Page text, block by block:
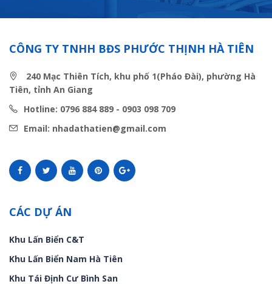
CÔNG TY TNHH BĐS PHƯỚC THỊNH HÀ TIÊN
240 Mạc Thiên Tích, khu phố 1(Pháo Đài), phường Hà
Tiên, tỉnh An Giang
Hotline: 0796 884 889 - 0903 098 709
Email: nhadathatien@gmail.com
CÁC DỰ ÁN
Khu Lấn Biển C&T
Khu Lấn Biển Nam Hà Tiên
Khu Tái Định Cư Bình San